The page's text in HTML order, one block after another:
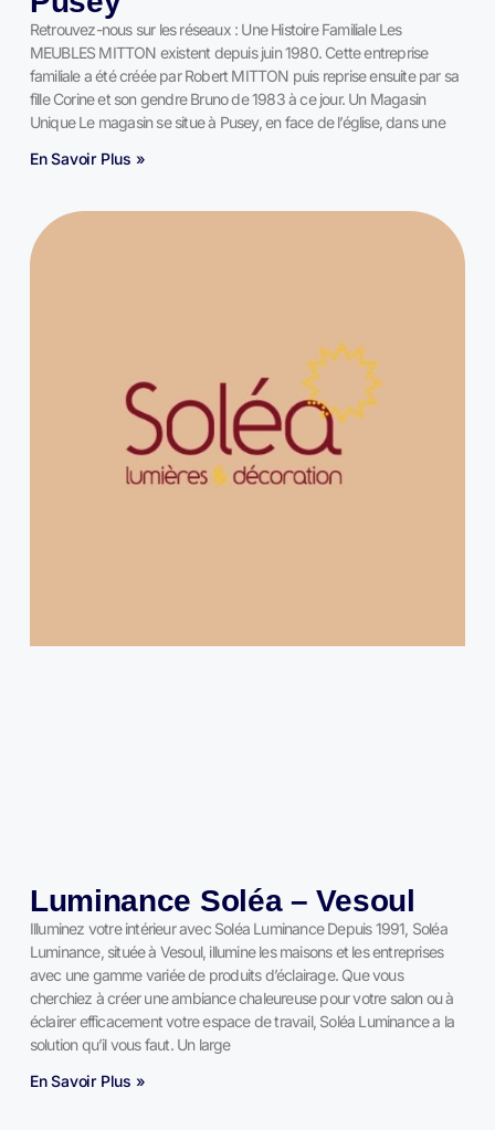
Retrouvez-nous sur les réseaux : Une Histoire Familiale Les
MEUBLES MITTON existent depuis juin 1980. Cette entreprise
familiale a été créée par Robert MITTON puis reprise ensuite par sa
fille Corine et son gendre Bruno de 1983 à ce jour. Un Magasin
Unique Le magasin se situe à Pusey, en face de l’église, dans une
En Savoir Plus »
Luminance Soléa – Vesoul
Illuminez votre intérieur avec Soléa Luminance Depuis 1991, Soléa
Luminance, située à Vesoul, illumine les maisons et les entreprises
avec une gamme variée de produits d’éclairage. Que vous
cherchiez à créer une ambiance chaleureuse pour votre salon ou à
éclairer efficacement votre espace de travail, Soléa Luminance a la
solution qu’il vous faut. Un large
En Savoir Plus »